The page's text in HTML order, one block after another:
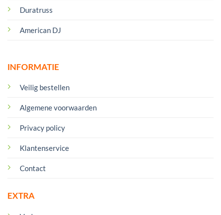
Duratruss
American DJ
INFORMATIE
Veilig bestellen
Algemene voorwaarden
Privacy policy
Klantenservice
Contact
EXTRA